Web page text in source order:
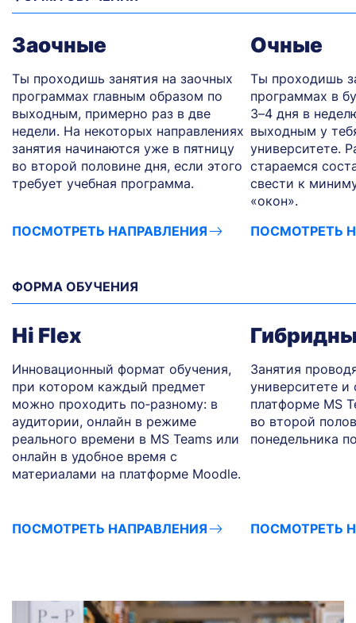
Заочные
Ты проходишь занятия на заочных
программах главным образом по
выходным, примерно раз в две
недели. На некоторых направлениях
занятия начинаются уже в пятницу
во второй половине дня, если этого
требует учебная программа.
ПОСМОТРЕТЬ НАПРАВЛЕНИЯ
Очные
Ты проходишь
программах в
3–4 дня в
выходным у
университете.
стараемся
свести к
«окон».
ПОСМОТРЕТЬ
ФОРМА ОБУЧЕНИЯ
Hi Flex
Инновационный формат обучения,
при котором каждый предмет
можно проходить по‑разному: в
аудитории, онлайн в режиме
реального времени в MS Teams или
онлайн в удобное время с
материалами на платформе Moodle.
ПОСМОТРЕТЬ НАПРАВЛЕНИЯ
Занятия
университете и
платформе MS
во второй
понедельника
ПОСМОТРЕТЬ